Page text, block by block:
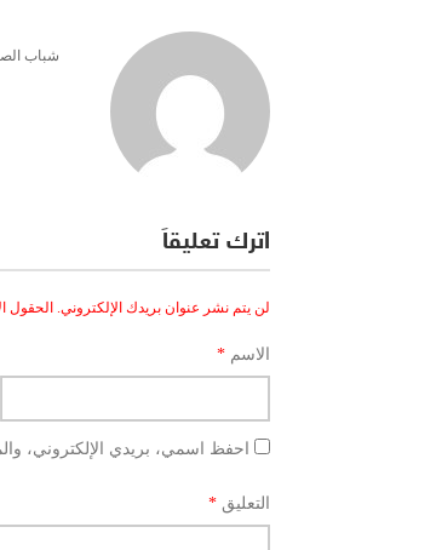
شباب
اترك تعليقاً
لن يتم نشر عنوان بريدك الإلكتروني. الحقول
الاسم *
احفظ اسمي، بريدي الإلكتروني،
التعليق *